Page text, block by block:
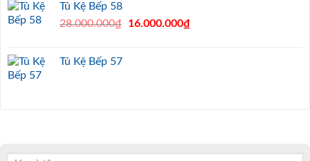
Tủ Kệ Bếp 58
28.000.000₫
Original
16.000.000₫Current
Tủ Kệ Bếp 57